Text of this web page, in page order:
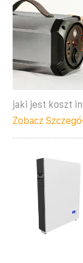
jaki jest koszt
Zobacz